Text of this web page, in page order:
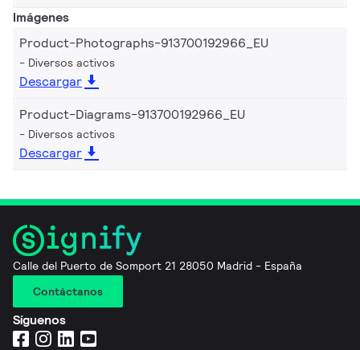
Imágenes
Product-Photographs-913700192966_EU
Diversos activos
Descargar
Product-Diagrams-913700192966_EU
Diversos activos
Descargar
Calle del Puerto de Somport 21 28050 Madrid - España
Contáctanos
Síguenos